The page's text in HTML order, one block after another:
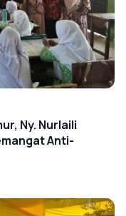
Ny. Nurlaili
Anti-